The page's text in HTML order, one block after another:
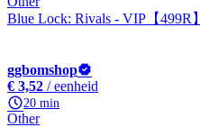
Blue Lock: Rivals - VIP【499R】
ggbomshop
€ 3,52 / eenheid
20 min
Other